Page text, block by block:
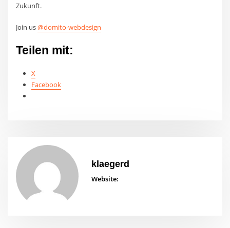
Zukunft.
Join us@domito-webdesign
Teilen mit:
X
Facebook
klaegerd
Website: